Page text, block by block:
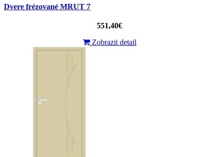
Dvere frézované MRUT 7
551,40€
Zobrazit detail